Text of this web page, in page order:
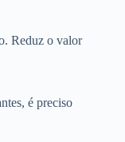
Reduz o valor
é preciso